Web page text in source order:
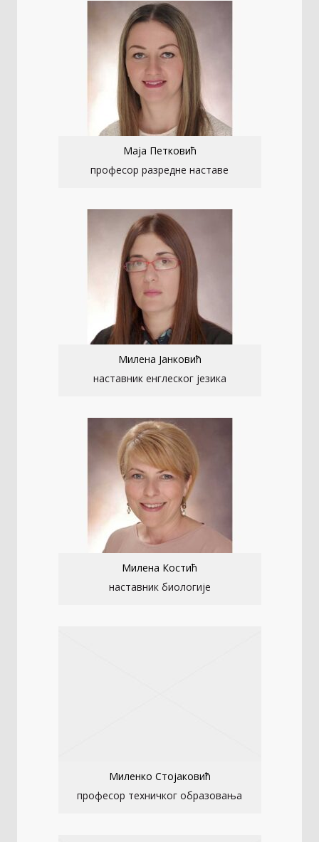
Маја Петковић
професор разредне наставе
Милена Јанковић
наставник енглеског језика
Милена Костић
наставник биологије
Миленко Стојаковић
професор техничког образовања